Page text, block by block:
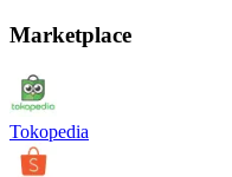
Marketplace
Tokopedia